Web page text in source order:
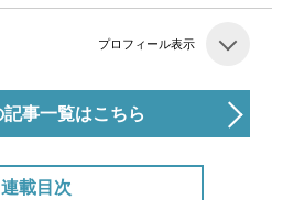
プロフィール表示
事一覧はこちら
連載目次